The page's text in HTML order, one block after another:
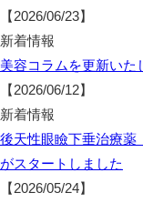
【2026/06/23】
新着情報
美容コラムを更新いた
【2026/06/12】
新着情報
後天性眼瞼下垂治療薬
がスタートしました
【2026/05/24】